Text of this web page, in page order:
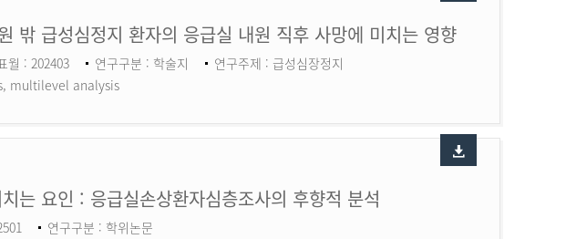
밖 급성심정지 환자의 응급실 내원 직후 사망에 미치는 영향
월 : 202403 연구구분 : 학술지
연구주제 : 급성심장정지
multilevel analysis
는 요인 : 응급실손상환자심층조사의 후향적 분석
연구구분 : 학위논문